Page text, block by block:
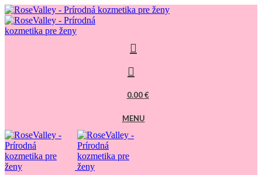
0.00€
MENU